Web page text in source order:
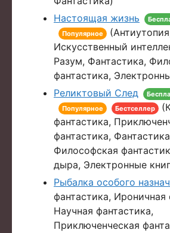
Настоящая жизнь
Популярное
Искусственный
Разум, Фантастика,
фантастика,
Реликтовый След
Популярное
Бестселлер
фантастика,
фантастика,
Философская
дыра, Электронные
Рыбалка особого
фантастика, Ироничная
Научная фантастика,
Приключенческая